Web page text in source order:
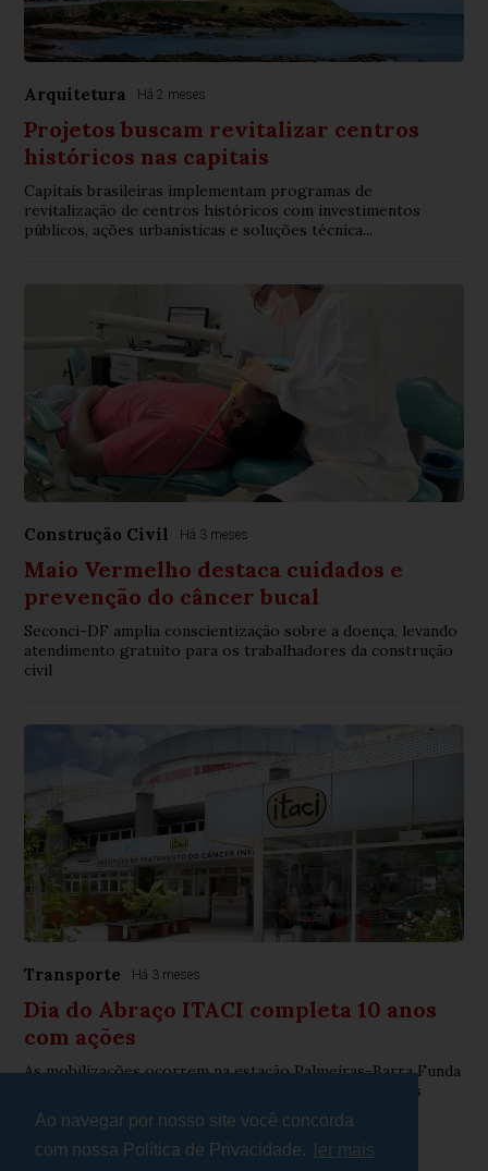
Ao navegar por nosso site você concorda
com nossa Política de Privacidade.
ler mais
Arquitetura Há 2 meses
Projetos buscam revitalizar centros
históricos nas capitais
Capitais brasileiras implementam programas de
revitalização de centros históricos com investimentos
públicos, ações urbanísticas e soluções técnica...
Construção Civíl Há 3 meses
Maio Vermelho destaca cuidados e
prevenção do câncer bucal
Seconci-DF amplia conscientização sobre a doença, levando
atendimento gratuito para os trabalhadores da construção
civil
Transporte Há 3 meses
Dia do Abraço ITACI completa 10 anos
com ações
As mobilizações ocorrem na estação Palmeiras-Barra Funda
da CPTM, no Top Center Shopping e nas redes sociais